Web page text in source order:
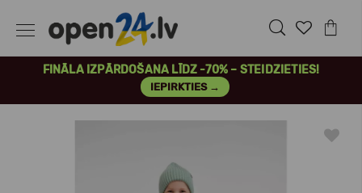
FINĀLA IZPĀRDOŠANA LĪDZ -70% – STEIDZIETIES!
IEPIRKTIES →